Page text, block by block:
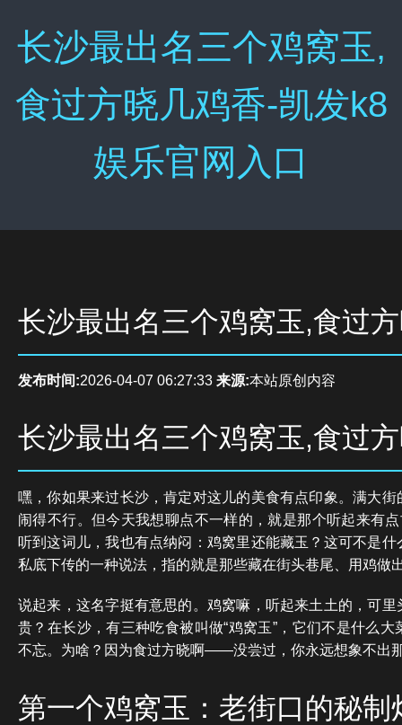
长沙最出名三个鸡窝玉,
食过方晓几鸡香-凯发k8
娱乐官网入口
长沙最出名三个鸡窝玉,食过
发布时间:2026-04-07 06:27:33 来源:本站原创内容
长沙最出名三个鸡窝玉,食过
嘿，你如果来过长沙，肯定对这儿的美食有点印象。满大
闹得不行。但今天我想聊点不一样的，就是那个听起来有点
听到这词儿，我也有点纳闷：鸡窝里还能藏玉？这可不是
私底下传的一种说法，指的就是那些藏在街头巷尾、用鸡做
说起来，这名字挺有意思的。鸡窝嘛，听起来土土的，可
贵？在长沙，有三种吃食被叫做“鸡窝玉”，它们不是什么
不忘。为啥？因为食过方晓啊——没尝过，你永远想象不出
第一个鸡窝玉：老街口的秘制